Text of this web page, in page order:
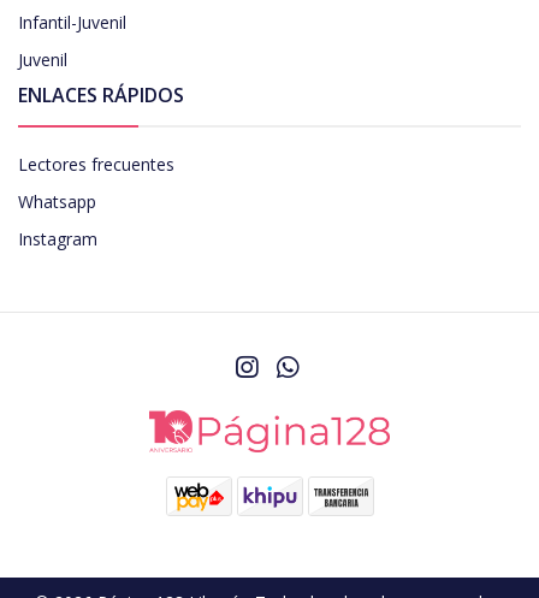
Infantil-Juvenil
Juvenil
ENLACES RÁPIDOS
Lectores frecuentes
Whatsapp
Instagram